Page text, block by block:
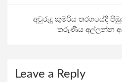
k
p
අවුරුදු කුමරිය තරගයේදී
තරුණිය අල්ලන්න
Leave a Reply